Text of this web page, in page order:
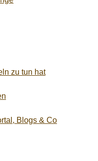
zu tun hat
Blogs & Co